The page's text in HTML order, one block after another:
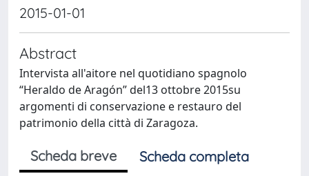
2015-01-01
Abstract
Intervista all'aitore nel quotidiano spagnolo
“Heraldo de Aragón” del13 ottobre 2015su
argomenti di conservazione e restauro del
patrimonio della città di Zaragoza.
Scheda breve
Scheda completa